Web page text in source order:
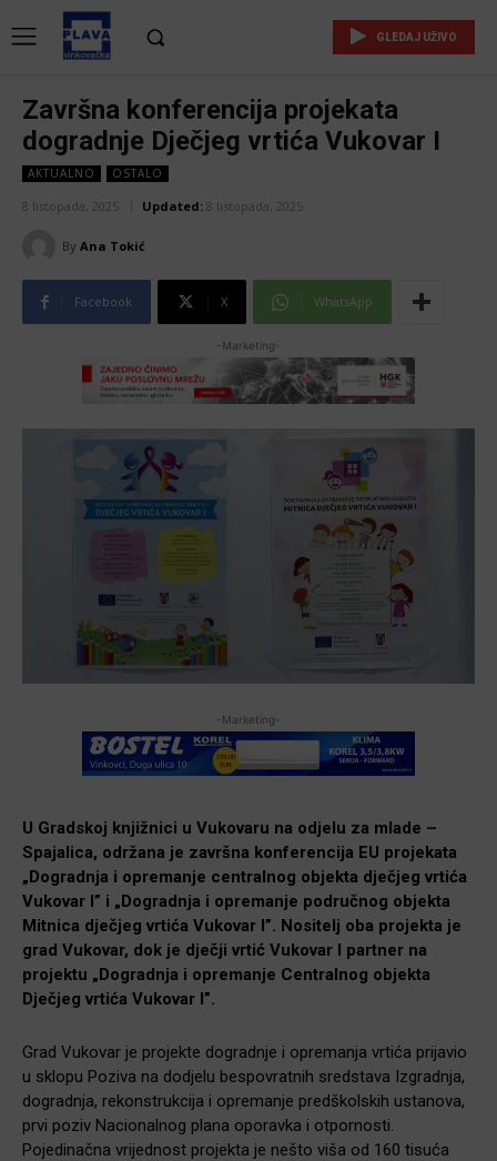
GLEDAJ UŽIVO
Završna konferencija projekata
dogradnje Dječjeg vrtića Vukovar I
AKTUALNO OSTALO
8 listopada, 2025 Updated: 8 listopada, 2025
By Ana Tokić
Facebook X WhatsApp
-Marketing-
-Marketing-
U Gradskoj knjižnici u Vukovaru na odjelu za mlade –
Spajalica, održana je završna konferencija EU projekata
„Dogradnja i opremanje centralnog objekta dječjeg vrtića
Vukovar I” i „Dogradnja i opremanje područnog objekta
Mitnica dječjeg vrtića Vukovar I”. Nositelj oba projekta je
grad Vukovar, dok je dječji vrtić Vukovar I partner na
projektu „Dogradnja i opremanje Centralnog objekta
Dječjeg vrtića Vukovar I”.
Grad Vukovar je projekte dogradnje i opremanja vrtića prijavio
u sklopu Poziva na dodjelu bespovratnih sredstava Izgradnja,
dogradnja, rekonstrukcija i opremanje predškolskih ustanova,
prvi poziv Nacionalnog plana oporavka i otpornosti.
Pojedinačna vrijednost projekta je nešto viša od 160 tisuća